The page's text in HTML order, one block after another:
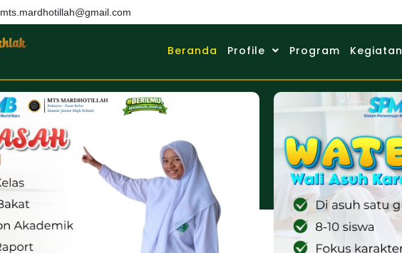
mts.mardhotillah@gmail.com
Beranda Profile Program Kegiatan